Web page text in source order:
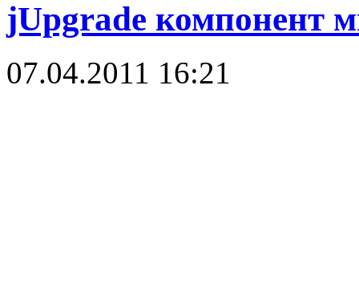
jUpgrade компонент
07.04.2011 16:21